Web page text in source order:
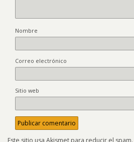
Nombre
Correo electrónico
Sitio web
Este sitio usa Akismet para reducir el spam.